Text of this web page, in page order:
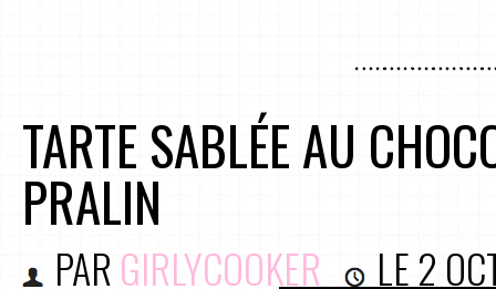
TARTE SABLÉE AU
PRALIN
PAR GIRLYCOOKER LE2